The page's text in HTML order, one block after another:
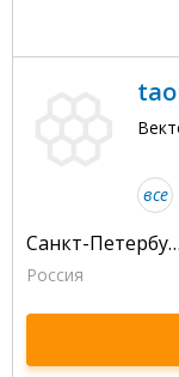
все
Санкт-Петербург
Россия